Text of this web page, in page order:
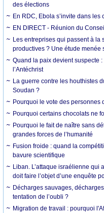
des élections
En RDC, Ebola s’invite dans les
EN DIRECT - Réunion du
Les entreprises qui passent à la
productives ? Une étude menée
Quand la paix devient suspecte
l’Antéchrist
La guerre contre les houthistes
Soudan ?
Pourquoi le vote des personnes
Pourquoi certains chocolats ne
Pourquoi le fait de naître sans
grandes forces de l’humanité
Fusion froide : quand la
bavure scientifique
Liban. L’attaque israélienne qui
doit faire l’objet d’une enquête
Décharges sauvages,
tentation de l’oubli ?
Migration de travail : pourquoi